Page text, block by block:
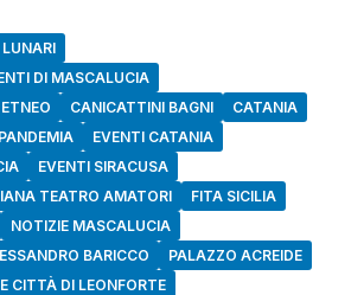
DI MASCALUCIA
CANICATTINI BAGNI
CATANIA
EVENTI CATANIA
EVENTI SIRACUSA
TEATRO AMATORI
FITA SICILIA
NOTIZIE MASCALUCIA
BARICCO
PALAZZO ACREIDE
CITTÀ DI LEONFORTE